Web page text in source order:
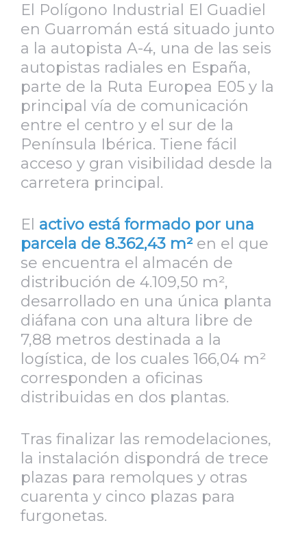
El Polígono Industrial El Guadiel
en Guarromán está situado junto
a la autopista A-4, una de las seis
autopistas radiales en España,
parte de la Ruta Europea E05 y la
principal vía de comunicación
entre el centro y el sur de la
Península Ibérica. Tiene fácil
acceso y gran visibilidad desde la
carretera principal.
El activo está formado por una
parcela de 8.362,43 m² en el que
se encuentra el almacén de
distribución de 4.109,50 m²,
desarrollado en una única planta
diáfana con una altura libre de
7,88 metros destinada a la
logística, de los cuales 166,04 m²
corresponden a oficinas
distribuidas en dos plantas.
Tras finalizar las remodelaciones,
la instalación dispondrá de trece
plazas para remolques y otras
cuarenta y cinco plazas para
furgonetas.